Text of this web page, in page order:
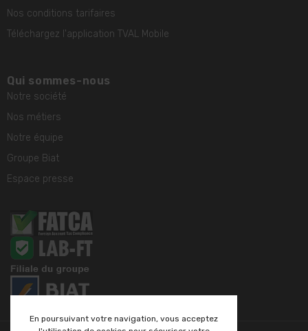
Nos conditions tarifaires
Téléchargez l'application TVAL Mobile
Qui sommes-nous
Notre société
Nos métiers
Notre équipe
Groupe Biat
Espace presse
En poursuivant votre navigation, vous acceptez